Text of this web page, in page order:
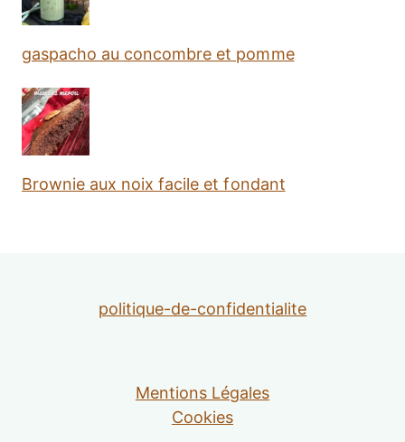
gaspacho au concombre et pomme
Brownie aux noix facile et fondant
politique-de-confidentialite
Mentions Légales
Cookies